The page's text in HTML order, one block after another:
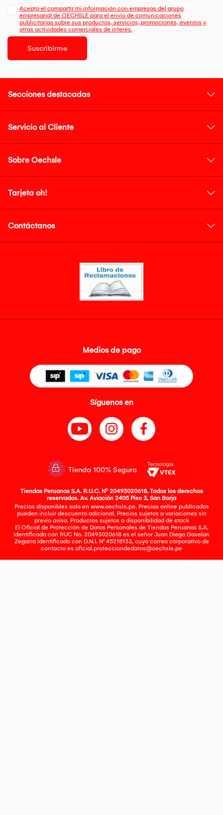
Acepto el compartir mi información con empresas del grupo
empresarial de OECHSLE para el envío de comunicaciones
publicitarias sobre sus productos, servicios, promociones, eventos y
otras actividades comerciales de interés.
Suscribirme
Secciones destacadas
Servicio al Cliente
Sobre Oechsle
Tarjeta oh!
Contáctanos
Medios de pago
Síguenos en
Tienda 100% Segura
Tiendas Peruanas S.A. R.U.C. Nº 20493020618. Todos los derechos
reservados. Av. Aviación 2405 Piso 3, San Borja
Precios disponibles solo en www.oechsle.pe. Precios online publicados
pueden incluir descuento adicional. Precios sujetos a variaciones sin
previo aviso. Productos sujetos a disponibilidad de stock
El Oficial de Protección de Datos Personales de Tiendas Peruanas S.A.
identificada con RUC No. 20493020618 es el señor Juan Diego Gavelan
Zegarra identificado con D.N.I. N° 45218133, cuyo correo corporativo de
contacto es oficial.protecciondedatos@oechsle.pe